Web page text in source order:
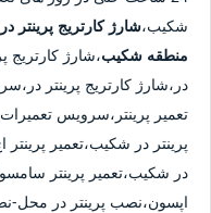
شکیب،شارژ کارتریج
منطقه شکیب،شارژ کارتریج
در،شارژ کارتریج پرینتر
تعمیر پرینتر،سرویس
پرینتر در شکیب،تعمیر پرینتر
در شکیب،تعمیر پرینتر
اپسون،نصب پرینتر در محل-